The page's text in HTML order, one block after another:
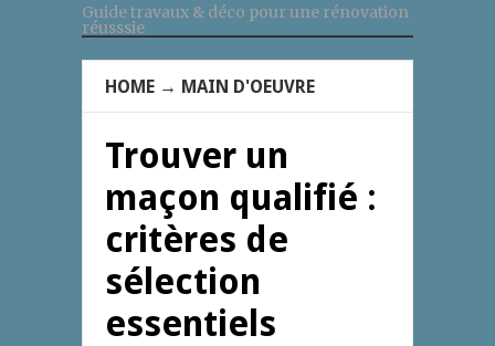
Guide travaux & déco pour une rénovation
réusssie
HOME → MAIN D'OEUVRE
Trouver un
maçon qualifié :
critères de
sélection
essentiels